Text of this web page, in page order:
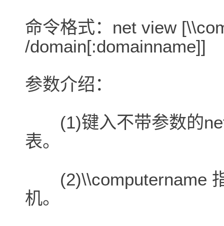
命令格式：net view
/domain[:domainname]]
参数介绍：
(1)键入不带参数的net
表。
(2)\\computername 指
机。